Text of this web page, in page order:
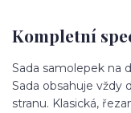
Kompletní
Sada samolepek na
Sada obsahuje vždy
stranu. Klasická,